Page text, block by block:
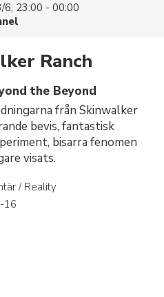
6, 23:00 - 00:00
Ranch
the Beyond
från Skinwalker
bevis, fantastisk
bisarra fenomen
visats.
/ Reality
16